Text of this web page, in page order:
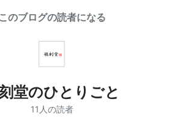
このブログの読者になる
堂のひとりごと
11人の読者